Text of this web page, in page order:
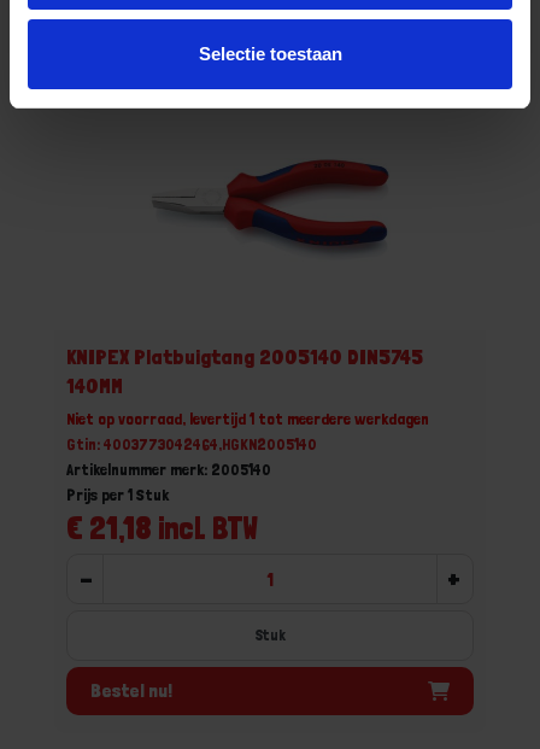
Selectie toestaan
Bestel nu!
KNIPEX Platbuigtang 2005140 DIN5745
140MM
Niet op voorraad, levertijd 1 tot meerdere werkdagen
Gtin: 4003773042464,HGKN2005140
Artikelnummer merk: 2005140
€ 21,18 incl. BTW
Prijs per 1 Stuk
- +
Stuk
Bestel nu!